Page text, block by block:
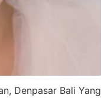
Denpasar Bali Yang